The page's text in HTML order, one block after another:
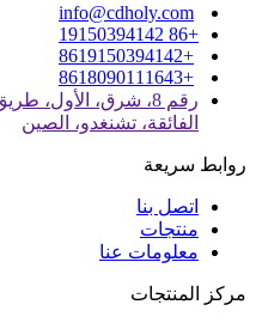
info@cdholy.com
+86 19150394142
+8619150394142
+8618090111643
رقم 8، شرق، الأول،
الفائقة، تشنغدو، الصين
روابط سريعة
اتصل بنا
منتجات
معلومات عنا
مركز المنتجات